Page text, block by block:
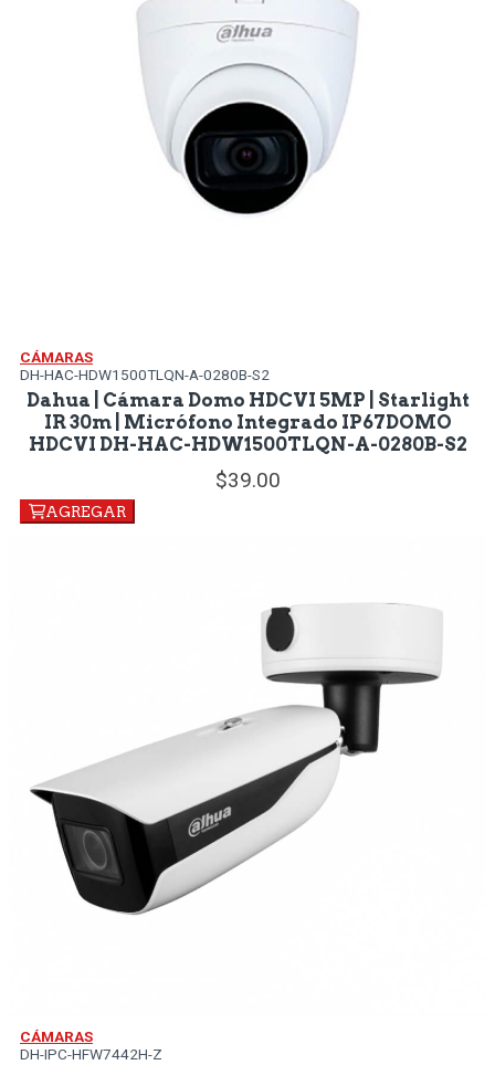
CÁMARAS
DH-HAC-HDW1500TLQN-A-0280B-S2
Dahua | Cámara Domo HDCVI 5MP | Starlight
IR 30m | Micrófono Integrado IP67DOMO
HDCVI DH-HAC-HDW1500TLQN-A-0280B-S2
39.00
AGREGAR
CÁMARAS
DH-IPC-HFW7442H-Z